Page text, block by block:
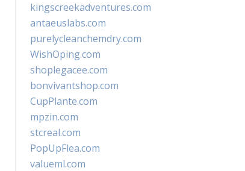
kingscreekadventures.com
antaeuslabs.com
purelycleanchemdry.com
WishOping.com
shoplegacee.com
bonvivantshop.com
CupPlante.com
mpzin.com
stcreal.com
PopUpFlea.com
valueml.com